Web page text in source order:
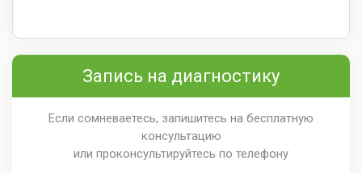
Запись на диагностику
Если сомневаетесь, запишитесь на бесплатную
консультацию
или проконсультируйтесь по телефону